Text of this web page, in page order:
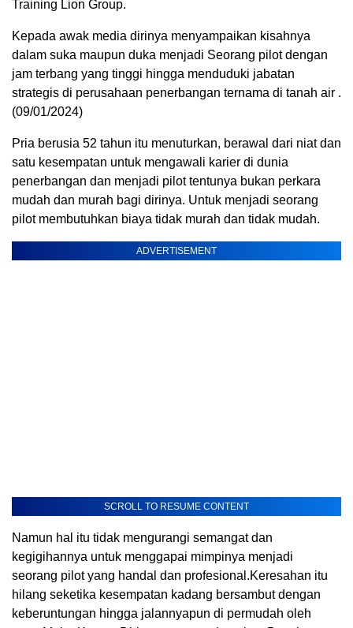
Training Lion Group.
Kepada awak media dirinya menyampaikan kisahnya
dalam suka maupun duka menjadi Seorang pilot dengan
jam terbang yang tinggi hingga menduduki jabatan
strategis di perusahaan penerbangan ternama di tanah air .
(09/01/2024)
Pria berusia 52 tahun itu menuturkan, berawal dari niat dan
satu kesempatan untuk mengawali karier di dunia
penerbangan dan menjadi pilot tentunya bukan perkara
mudah dan murah bagi dirinya. Untuk menjadi seorang
pilot membutuhkan biaya tidak murah dan tidak mudah.
ADVERTISEMENT
SCROLL TO RESUME CONTENT
Namun hal itu tidak mengurangi semangat dan
kegigihannya untuk menggapai mimpinya menjadi
seorang pilot yang handal dan profesional.Keresahan itu
hilang seketika kesempatan kadang bersambut dengan
keberuntungan hingga jalannyapun di permudah oleh